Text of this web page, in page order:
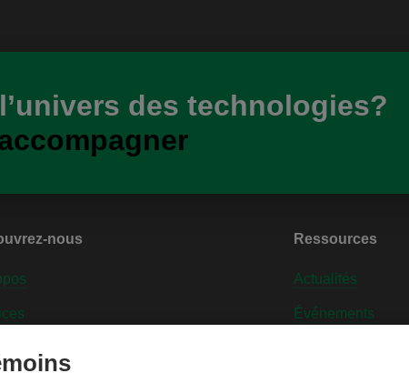
des technologies?
nous Ressources
Actualités
Événements